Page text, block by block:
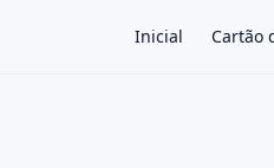
Inicial Cartão